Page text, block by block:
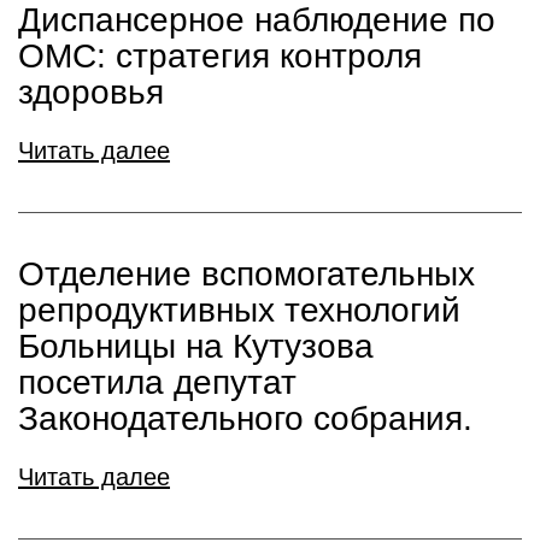
Диспансерное наблюдение по
ОМС: стратегия контроля
здоровья
Читать далее
Отделение вспомогательных
репродуктивных технологий
Больницы на Кутузова
посетила депутат
Законодательного собрания.
Читать далее